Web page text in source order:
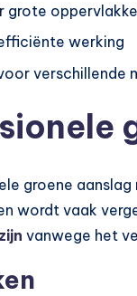
grote
werking
verschillende
groene
wordt vaak
vanwege het